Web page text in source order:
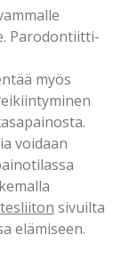
Parodontiitti-
myös
voidaan
sivuilta
elämiseen.